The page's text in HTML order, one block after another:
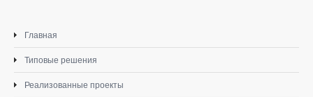
Главная
Типовые решения
Реализованные проекты